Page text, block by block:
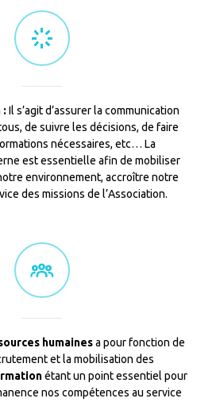
: Il s’agit d’assurer la communication
de suivre les décisions, de faire
nécessaires, etc… La
est essentielle afin de mobiliser
environnement, accroître notre
des missions de l’Association.
humainesa pour fonction de
et la mobilisation des
étant un point essentiel pour
nos compétences au service